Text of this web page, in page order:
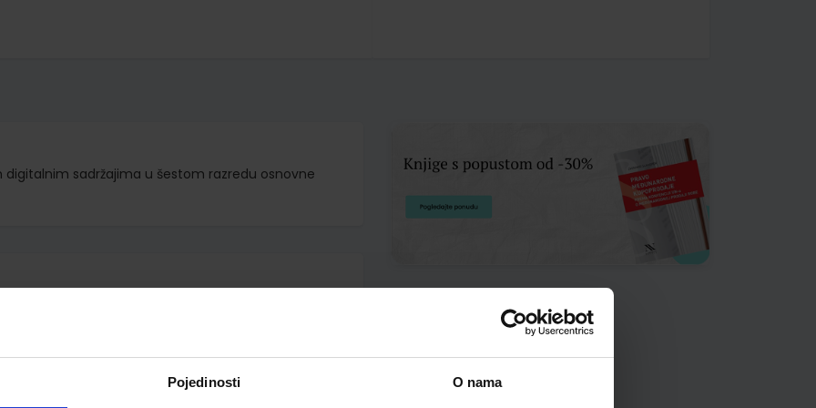
Pojedinosti O nama
digitalnim sadržajima u šestom razredu osnovne